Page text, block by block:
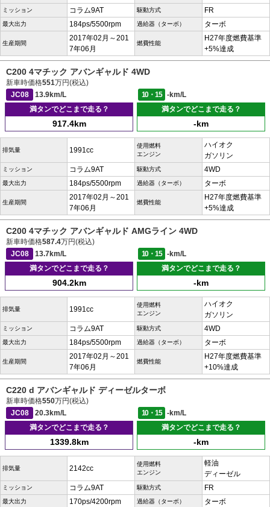
ミッション コラム9AT 駆動方式 FR
最大出力 184ps/5500rpm 過給器（ターボ） ターボ
生産期間
2017年02月～201
7年06月
燃費性能
H27年度燃費基準
+5%達成
C200 4マチック アバンギャルド 4WD
新車時価格551万円(税込)
JC08
13.9km/L 10・15
-km/L
満タンでどこまで走る？
917.4km
満タンでどこまで走る？
-km
排気量 1991cc
使用燃料
エンジン
ハイオク
ガソリン
ミッション コラム9AT 駆動方式 4WD
最大出力 184ps/5500rpm 過給器（ターボ） ターボ
生産期間
2017年02月～201
7年06月
燃費性能
H27年度燃費基準
+5%達成
C200 4マチック アバンギャルド AMGライン 4WD
新車時価格587.4万円(税込)
JC08
13.7km/L 10・15
-km/L
満タンでどこまで走る？
904.2km
満タンでどこまで走る？
-km
排気量 1991cc
使用燃料
エンジン
ハイオク
ガソリン
ミッション コラム9AT 駆動方式 4WD
最大出力 184ps/5500rpm 過給器（ターボ） ターボ
生産期間
2017年02月～201
7年06月
燃費性能
H27年度燃費基準
+10%達成
C220 d アバンギャルド ディーゼルターボ
新車時価格550万円(税込)
JC08
20.3km/L 10・15
-km/L
満タンでどこまで走る？
1339.8km
満タンでどこまで走る？
-km
排気量 2142cc
使用燃料
エンジン
軽油
ディーゼル
ミッション コラム9AT 駆動方式 FR
最大出力 170ps/4200rpm 過給器（ターボ） ターボ